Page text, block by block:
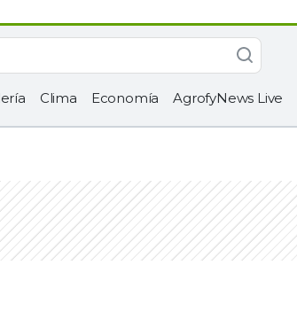
Clima Economía AgrofyNews Live